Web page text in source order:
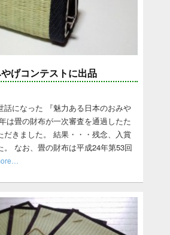
げコンテストに出品
話になった 『魅力ある日本のおみや
は畳の財布が一次審査を通過したた
だきました。 結果・・・残念、入賞
。 なお、畳の財布は平成24年第53回